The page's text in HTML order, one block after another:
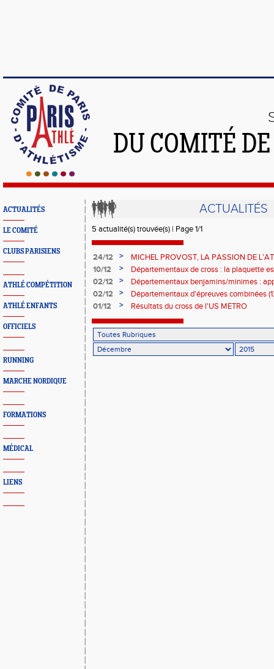
DU COMITÉ
ACTUALITÉS
LE COMITÉ
CLUBS PARISIENS
ATHLÉ COMPÉTITION
ATHLÉ ENFANTS
OFFICIELS
RUNNING
MARCHE NORDIQUE
FORMATIONS
MÉDICAL
LIENS
ACTUALITÉS
5 actualité(s) trouvée(s) | Page 1/1
24/12 >
MICHEL PROVOST, LA PASSION DE
10/12
>
Départementaux de cross : la plaquette
02/12
>
Départementaux benjamins/minimes :
02/12
>
Départementaux d'épreuves combinées
modalités d'accès
01/12 > Résultats du cross de l'US METRO